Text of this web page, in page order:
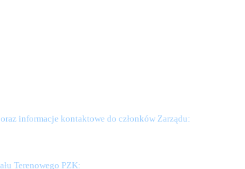
informacje kontaktowe do członków Zarządu:
Terenowego PZK: